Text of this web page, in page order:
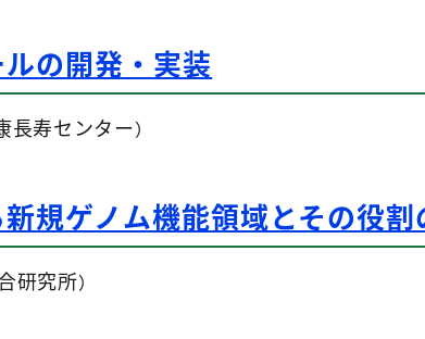
の開発・実装
長寿センター）
規ゲノム機能領域とその役
研究所）